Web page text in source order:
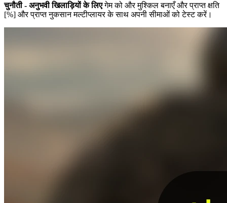
चुनौती - अनुभवी खिलाड़ियों के लिएगेम को और मुश्किल बनाएँ और प्राप्त क्षति
[%] और प्राप्त नुकसान मल्टीप्लायर के साथ अपनी सीमाओं को टेस्ट करें।